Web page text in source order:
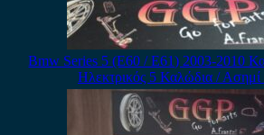
Bmw Series 5 (E60 / E61) 2003-2010
Ηλεκτρικός 5 Καλώδια /